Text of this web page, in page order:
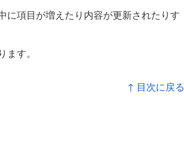
に項目が増えたり内容が更新されたりす
す。
↑ 目次に戻る